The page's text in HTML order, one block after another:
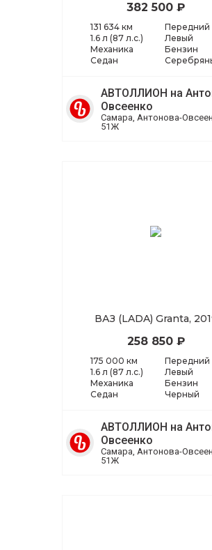
382 500 ₽
131 634 км
1.6 л (87 л.с.)
Механика
Седан
Передний
Левый
Бензин
АВТОЛЛИОН на
Овсеенко
Самара, Антонова-
51Ж
ВАЗ (LADA) Granta,
258 850 ₽
175 000 км
1.6 л (87 л.с.)
Механика
Седан
Передний
Левый
Бензин
Черный
АВТОЛЛИОН на
Овсеенко
Самара, Антонова-
51Ж